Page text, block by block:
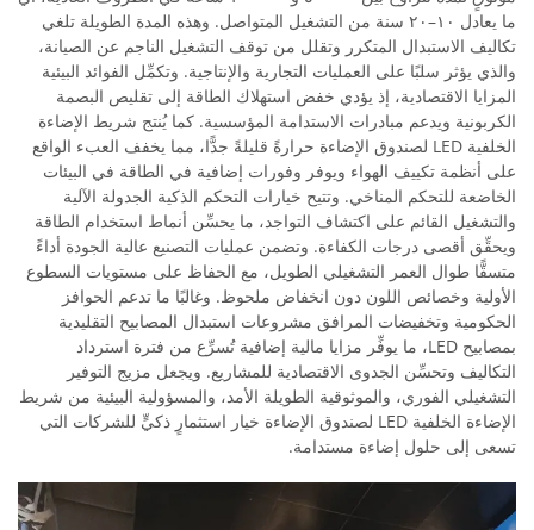
ما يعادل ١٠–٢٠ سنة من التشغيل المتواصل. وهذه المدة الطويلة تلغي
تكاليف الاستبدال المتكرر وتقلل من توقف التشغيل الناجم عن الصيانة،
والذي يؤثر سلبًا على العمليات التجارية والإنتاجية. وتكمِّل الفوائد البيئية
المزايا الاقتصادية، إذ يؤدي خفض استهلاك الطاقة إلى تقليص البصمة
الكربونية ويدعم مبادرات الاستدامة المؤسسية. كما يُنتج شريط الإضاءة
الخلفية LED لصندوق الإضاءة حرارةً قليلةً جدًّا، مما يخفف العبء الواقع
على أنظمة تكييف الهواء ويوفر وفورات إضافية في الطاقة في البيئات
الخاضعة للتحكم المناخي. وتتيح خيارات التحكم الذكية الجدولة الآلية
والتشغيل القائم على اكتشاف التواجد، ما يحسِّن أنماط استخدام الطاقة
ويحقِّق أقصى درجات الكفاءة. وتضمن عمليات التصنيع عالية الجودة أداءً
متسقًّا طوال العمر التشغيلي الطويل، مع الحفاظ على مستويات السطوع
الأولية وخصائص اللون دون انخفاض ملحوظ. وغالبًا ما تدعم الحوافز
الحكومية وتخفيضات المرافق مشروعات استبدال المصابيح التقليدية
بمصابيح LED، ما يوفِّر مزايا مالية إضافية تُسرِّع من فترة استرداد
التكاليف وتحسِّن الجدوى الاقتصادية للمشاريع. ويجعل مزيج التوفير
التشغيلي الفوري، والموثوقية الطويلة الأمد، والمسؤولية البيئية من شريط
الإضاءة الخلفية LED لصندوق الإضاءة خيار استثمارٍ ذكيٍّ للشركات التي
تسعى إلى حلول إضاءة مستدامة.